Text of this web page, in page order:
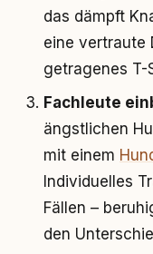
das dämpft
eine vertraute
getragenes T-
Fachleute
ängstlichen
mit einem
Individuelles
Fällen –
den